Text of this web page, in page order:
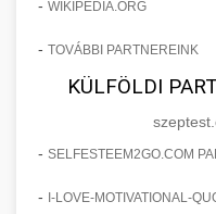
- WIKIPEDIA.ORG
- TOVÁBBI PARTNEREINK
KÜLFÖLDI
- SELFESTEEM2GO.COM
- I-LOVE-MOTIVATIONAL-